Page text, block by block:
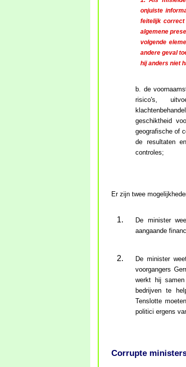
onjuiste
feitelijk correct
algemene
volgende
andere geval
hij anders niet
b. de
risico's,
geschiktheid
geografische of
de resultaten
controles;
Er zijn twee
De minister
aangaande
De minister
voorgangers
werkt hij
bedrijven te
Tenslotte
politici ergens
Corrupte